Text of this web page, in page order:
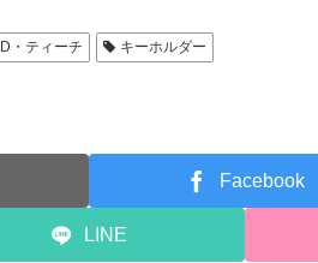
・ティーチ キーホルダー
Facebook
LINE